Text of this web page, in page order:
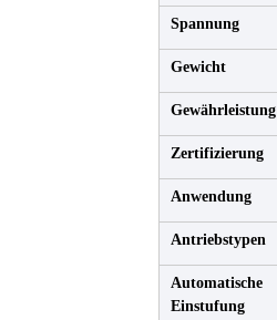
Spannung
Gewicht
Gewährleistung
Zertifizierung
Anwendung
Antriebstypen
Automatische
Einstufung